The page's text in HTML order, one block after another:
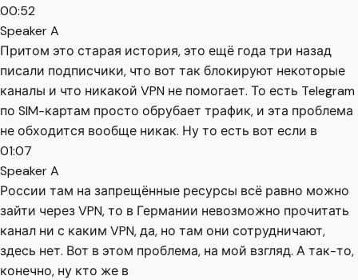
00:52
Speaker A
Притом это старая история, это ещё года три назад
писали подписчики, что вот так блокируют некоторые
каналы и что никакой VPN не помогает. То есть Telegram
по SIM-картам просто обрубает трафик, и эта проблема
не обходится вообще никак. Ну то есть вот если в
01:07
Speaker A
России там на запрещённые ресурсы всё равно можно
зайти через VPN, то в Германии невозможно прочитать
канал ни с каким VPN, да, но там они сотрудничают,
здесь нет. Вот в этом проблема, на мой взгляд. А так-то,
конечно, ну кто же в